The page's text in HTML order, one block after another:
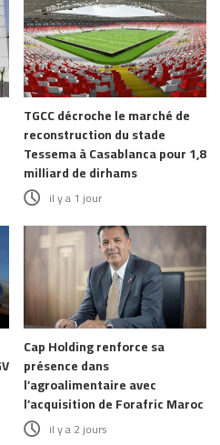
TGCC décroche le marché de
reconstruction du stade
Tessema à Casablanca pour 1,8
milliard de dirhams
il y a 1 jour
Cap Holding renforce sa
présence dans
l’agroalimentaire avec
l’acquisition de Forafric Maroc
il y a 2 jours